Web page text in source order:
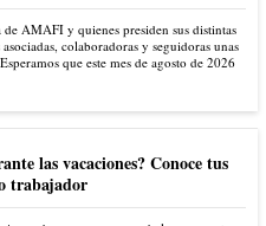
AMAFI y quienes presiden sus distintas
colaboradoras y seguidoras unas
que este mes de agosto de 2026
las vacaciones? Conoce tus
trabajador